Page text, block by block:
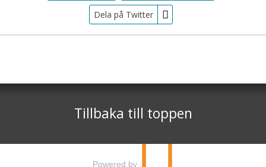
Dela på Twitter
Jag samtycker till dataskyddspolicyn.
Telefon 0451-618 00
Tillbaka till toppen
Powered by